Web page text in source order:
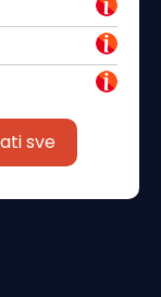
sve